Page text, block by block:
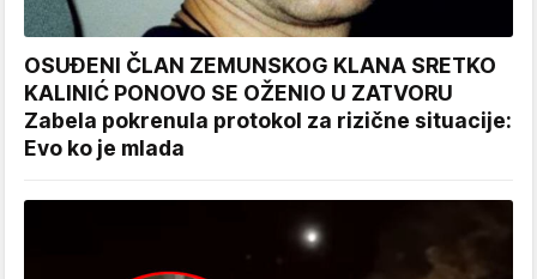
OSUĐENI ČLAN ZEMUNSKOG KLANA SRETKO
KALINIĆ PONOVO SE OŽENIO U ZATVORU
Zabela pokrenula protokol za rizične situacije:
Evo ko je mlada